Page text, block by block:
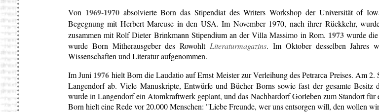
Von 1969-1970absolvierte Born das Stipendiat des Writers Workshop der Universität of
Begegnung mit Herbert Marcuse in den USA. Im November 1970, nach ihrer Rückkehr,
zusammen mit Rolf Dieter Brinkmann Stipendium an der Villa Massimo in Rom. 1973wurde die
wurde Born Mitherausgeber des Rowohlt Literaturmagazins. Im Oktober desselben Jahres
Wissenschaften und Literatur aufgenommen.
Im Juni 1976 hielt Born die Laudatio auf Ernst Meister zur Verleihung des Petrarca Preises. Am 2.
Langendorf ab. Viele Manuskripte, Entwürfe und Bücher Borns sowie fast der gesamte Besitz
wurde in Langendorf ein Atomkraftwerk geplant, und das Nachbardorf Gorleben zum Standort für
Born hielt eine Rede vor 20.000 Menschen: "Liebe Freunde, wer uns entsorgen will, den wollen